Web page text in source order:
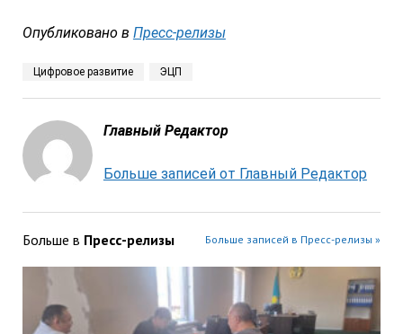
Опубликовано в Пресс-релизы
Цифровое развитие ЭЦП
Главный Редактор
Больше записей от Главный Редактор
Больше в Пресс-релизы Больше записей в Пресс-релизы »